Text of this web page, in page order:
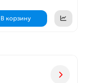
В корзину